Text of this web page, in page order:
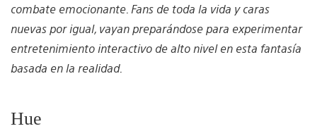
combate emocionante. Fans de toda la vida y caras
nuevas por igual, vayan preparándose para experimentar
entretenimiento interactivo de alto nivel en esta fantasía
basada en la realidad.
Hue